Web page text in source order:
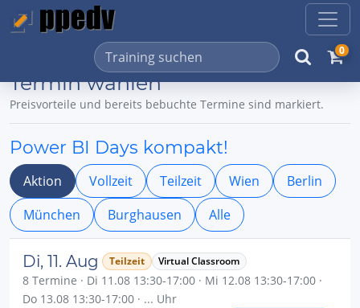
0
Termin wählen
Preisvorteile und bereits bebuchte Termine sind markiert.
Power BI Days kompakt!
Aktion Vollzeit Teilzeit Wien
Berlin
München
Burghausen Alle
Di, 11. Aug Teilzeit Virtual Classroom
8 Termine · Di 11.08 13:30-17:00 · Mi 12.08 13:30-17:00 ·
Do 13.08 13:30-17:00 · ... Uhr